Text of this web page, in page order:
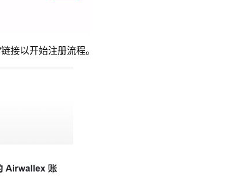
接以开始注册流程。